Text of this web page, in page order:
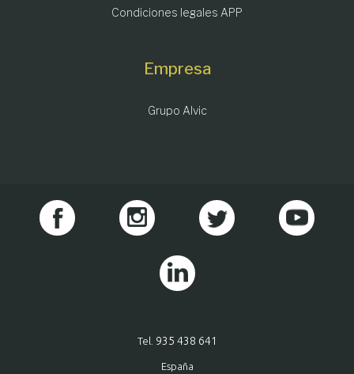
Condiciones legales APP
Empresa
Grupo Alvic
Tel. 935 438 641
España